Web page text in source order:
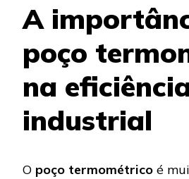
A
poço
na
industrial
O poço termométrico é